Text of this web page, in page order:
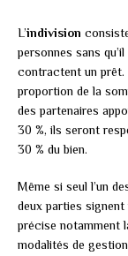
L’indivision
personnes sans
contractent un prêt.
proportion de la
des partenaires
30 %, ils seront
30 % du bien.
Même si seul l’un
deux parties signent
précise notamment
modalités de